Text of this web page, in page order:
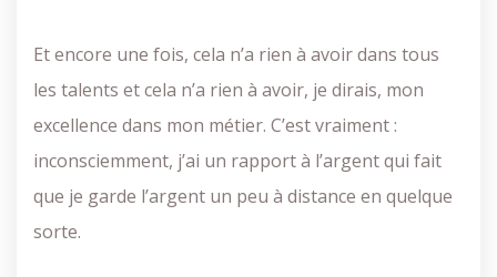
Et encore une fois, cela n’a rien à avoir dans tous
les talents et cela n’a rien à avoir, je dirais, mon
excellence dans mon métier. C’est vraiment :
inconsciemment, j’ai un rapport à l’argent qui fait
que je garde l’argent un peu à distance en quelque
sorte.